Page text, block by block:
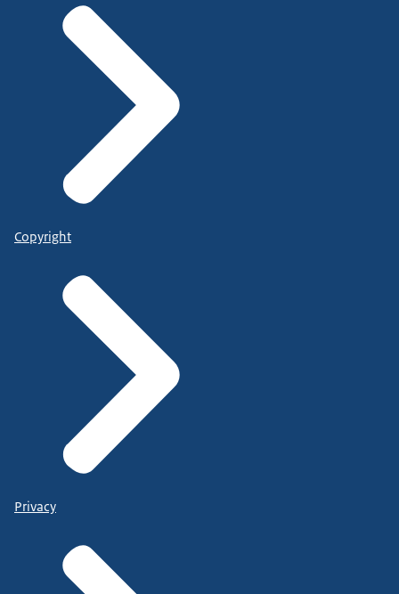
Copyright
Privacy